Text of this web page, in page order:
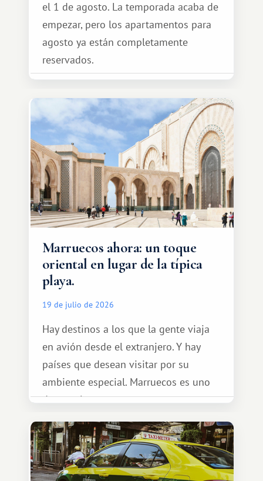
el 1 de agosto. La temporada acaba de
empezar, pero los apartamentos para
agosto ya están completamente
reservados.
Marruecos ahora: un toque
oriental en lugar de la típica
playa.
19 de julio de 2026
Hay destinos a los que la gente viaja
en avión desde el extranjero. Y hay
países que desean visitar por su
ambiente especial. Marruecos es uno
de esos lugares.